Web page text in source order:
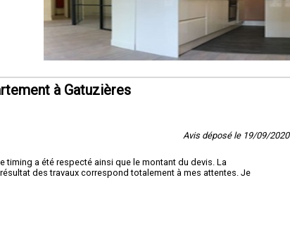
à Gatuzières
Avis déposé le 19/09/2020
a été respecté ainsi que le montant du devis. La
des travaux correspond totalement à mes attentes. Je